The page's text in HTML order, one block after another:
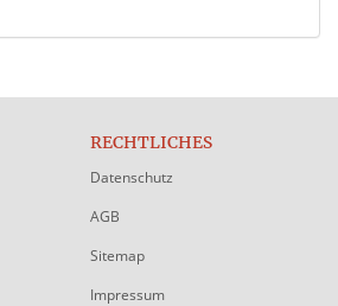
RECHTLICHES
Datenschutz
AGB
Sitemap
Impressum